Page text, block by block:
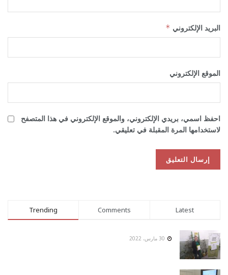
البريد الإلكتروني *
الموقع الإلكتروني
احفظ اسمي، بريدي الإلكتروني، والموقع الإلكتروني في هذا المتصفح
لاستخدامها المرة المقبلة في تعليقي.
Trending Comments Latest